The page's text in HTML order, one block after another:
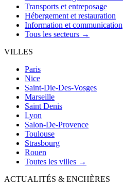
Transports et entreposage
Hébergement et restauration
Information et communication
Tous les secteurs →
VILLES
Paris
Nice
Saint-Die-Des-Vosges
Marseille
Saint Denis
Lyon
Salon-De-Provence
Toulouse
Strasbourg
Rouen
Toutes les villes →
ACTUALITÉS & ENCHÈRES